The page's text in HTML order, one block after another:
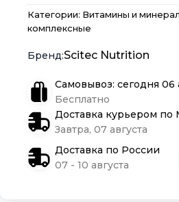
Категории: Витамины и
комплексные
Scitec Nutrition
Самовывоз: сегодня 06
Бесплатно
Доставка курьером
Завтра, 07 августа
Доставка по России
07 - 10 августа
Меню
Меню
Меню